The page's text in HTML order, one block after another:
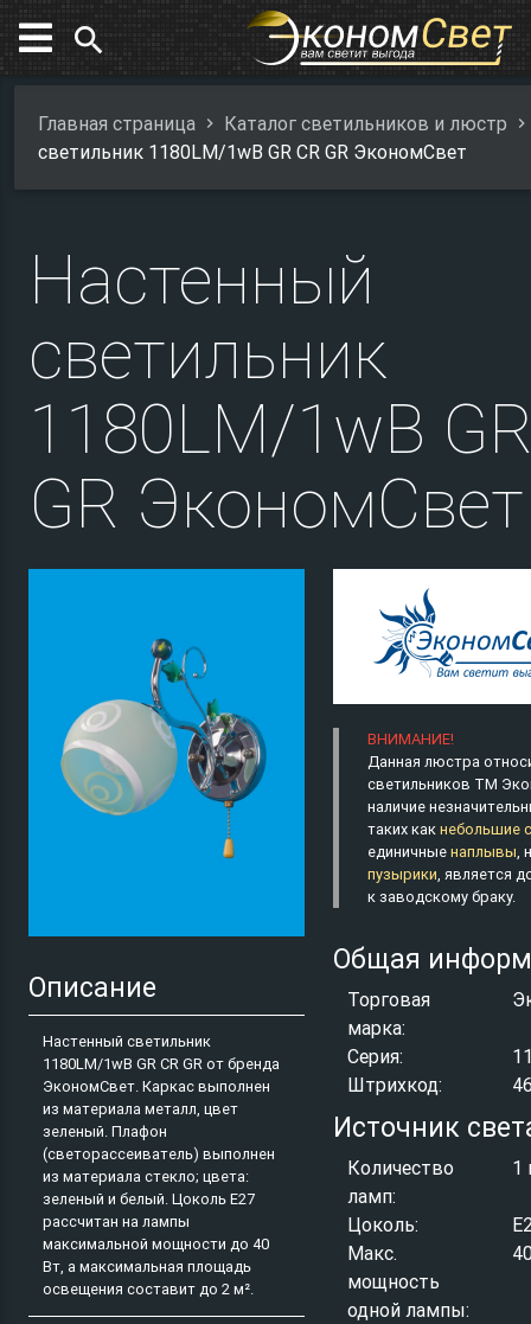
search
Главная страница
Каталог светильников и люстр
светильник 1180LM/1wB GR CR GR ЭкономСвет
Настенный
светильник
1180LM/1wB
GR ЭкономСвет
Описание
Настенный светильник
1180LM/1wB GR CR GR от бренда
ЭкономСвет. Каркас выполнен
из материала металл, цвет
зеленый. Плафон
(светорассеиватель) выполнен
из материала стекло; цвета:
зеленый и белый. Цоколь E27
рассчитан на лампы
максимальной мощности до 40
Вт, а максимальная площадь
освещения составит до 2 м².
ВНИМАНИЕ!
Данная люстра
светильников ТМ
наличие
таких какнебольшие
единичныенаплывы,
пузырики, является
к заводскому браку.
Общая
Торговая
марка:
Серия:
Штрихкод:
Источник
Количество
ламп:
1
Цоколь:
Макс.
мощность
одной лампы: